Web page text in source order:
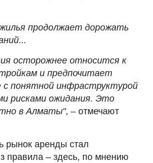
продолжает дорожать
осторожнее относится к
и предпочитает
с понятной инфраструктурой
рисками ожидания. Это
в Алматы", – отмечают
рынок аренды стал
правила – здесь, по мнению